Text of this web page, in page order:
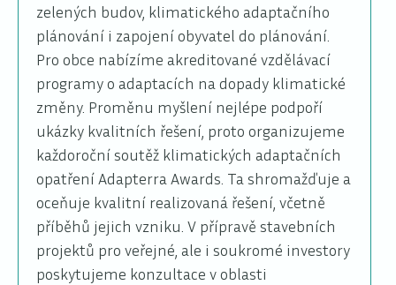
zelených budov, klimatického adaptačního
plánování i zapojení obyvatel do plánování.
Pro obce nabízíme akreditované vzdělávací
programy o adaptacích na dopady klimatické
změny. Proměnu myšlení nejlépe podpoří
ukázky kvalitních řešení, proto organizujeme
každoroční soutěž klimatických adaptačních
opatření Adapterra Awards. Ta shromažďuje a
oceňuje kvalitní realizovaná řešení, včetně
příběhů jejich vzniku. V přípravě stavebních
projektů pro veřejné, ale i soukromé investory
poskytujeme konzultace v oblasti